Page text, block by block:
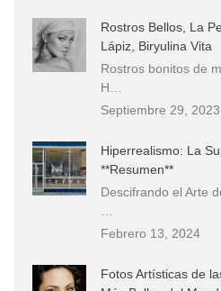
Rostros Bellos, La
Lápiz, Biryulina Vita
Rostros bonitos de
H…
Septiembre 29, 2023
Hiperrealismo: La
**Resumen**
Descifrando el Arte
Febrero 13, 2024
Fotos Artísticas de